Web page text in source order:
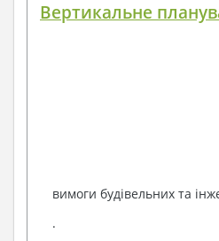
Вертикальне
вимоги будівельних та
.